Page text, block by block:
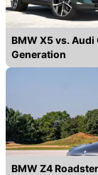
BMW X5 vs. Audi
Generation
BMW Z4